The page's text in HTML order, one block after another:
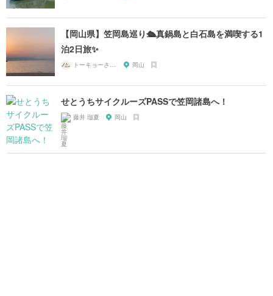
【岡山県】笠岡島巡り🛳真鍋島と白石島を満喫する1
泊2日旅✨
トーキョーさんぽ 岡山
せとうちサイクルーズPASSで笠岡諸島へ！
藤井 瑠夏 岡山